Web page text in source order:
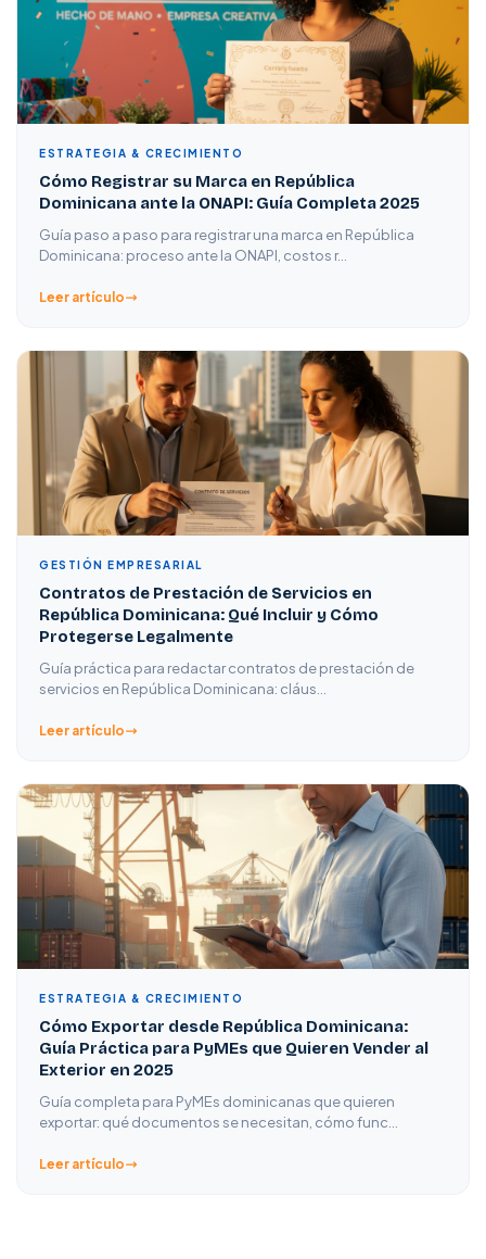
ESTRATEGIA & CRECIMIENTO
Cómo Registrar su Marca en República
Dominicana ante la ONAPI: Guía Completa 2025
Guía paso a paso para registrar una marca en República
Dominicana: proceso ante la ONAPI, costos r…
Leer artículo
GESTIÓN EMPRESARIAL
Contratos de Prestación de Servicios en
República Dominicana: Qué Incluir y Cómo
Protegerse Legalmente
Guía práctica para redactar contratos de prestación de
servicios en República Dominicana: cláus…
Leer artículo
ESTRATEGIA & CRECIMIENTO
Cómo Exportar desde República Dominicana:
Guía Práctica para PyMEs que Quieren Vender al
Exterior en 2025
Guía completa para PyMEs dominicanas que quieren
exportar: qué documentos se necesitan, cómo func…
Leer artículo